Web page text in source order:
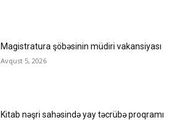
Magistratura şöbəsinin müdiri vakansiyası
Avqust 5, 2026
Kitab nəşri sahəsində yay təcrübə proqramı